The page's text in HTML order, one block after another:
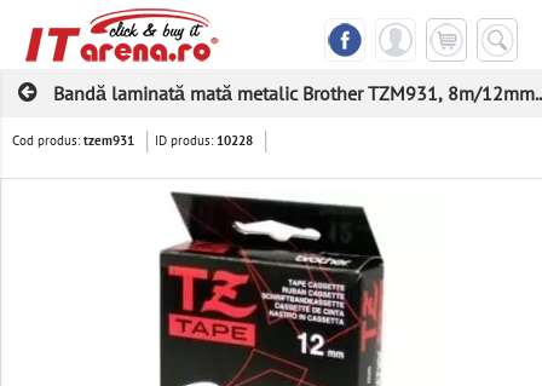
Bandă laminată mată metalic Brother TZM931, 8m/
Cod produs:tzem931 ID produs: 10228